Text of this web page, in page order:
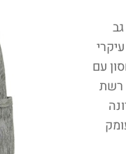
עם
רשת
גובה 48 ס"מ , עומק